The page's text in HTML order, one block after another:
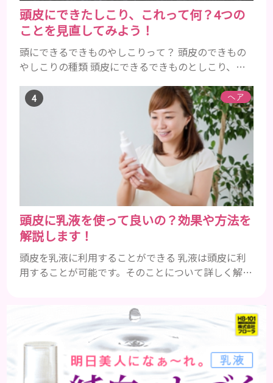
頭皮にできたしこり、これって何？4つの
ことを見直してみよう！
頭にできるできものやしこりって？ 頭皮のできもの
やしこりの種類 頭皮にできるできものとしこり、と
も違いますし、症状や種類によっても違います。まず
はどんな病気なのか、よりも、どんな種類のできも
のやしこりがあるのかを解説いきましょう。 水疱 ご
存知の方もいらっしゃるかと思いますが、すいほ
う、と読みます。これは表皮や表皮下にできるもので
ヘア
頭皮に乳液を使って良いの？効果や方法を
解説します！
頭皮を乳液に利用することができる 乳液は頭皮に利
用することが可能です。そのことについて詳しく解説
合されている化粧品のことです。 化粧水はその成分
のほとんどが水分ですが、乳液には油分が含まれて
いる点が違いといえます。 また、乳液との違いが曖
昧なものとしてローションがあり、ローションにも油
分が豊富に含まれて...